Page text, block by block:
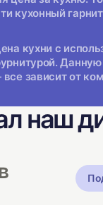
кухонный
кухни с
зависит от
наш